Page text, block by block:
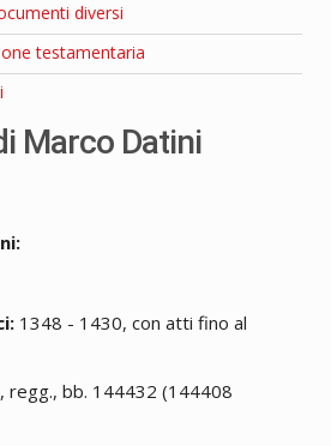
diversi
testamentaria
Marco Datini
1348 - 1430, con atti fino al
regg., bb. 144432 (144408